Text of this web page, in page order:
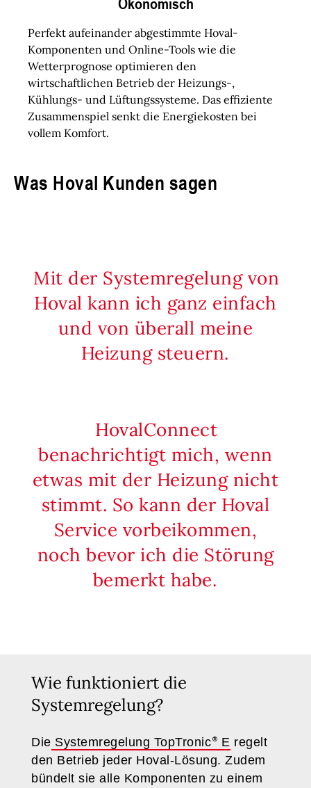
Perfekt aufeinander abgestimmte Hoval-
Komponenten und Online-Tools wie die
Wetterprognose optimieren den
wirtschaftlichen Betrieb der Heizungs-,
Kühlungs- und Lüftungssysteme. Das effiziente
Zusammenspiel senkt die Energiekosten bei
vollem Komfort.
Was Hoval Kunden sagen
Mit der Systemregelung von
Hoval kann ich ganz einfach
und von überall meine
Heizung steuern.
HovalConnect
benachrichtigt mich, wenn
etwas mit der Heizung nicht
stimmt. So kann der Hoval
Service vorbeikommen,
noch bevor ich die Störung
bemerkt habe.
Wie funktioniert die
Systemregelung?
Die Systemregelung TopTronic E regelt
den Betrieb jeder Hoval-Lösung. Zudem
bündelt sie alle Komponenten zu einem